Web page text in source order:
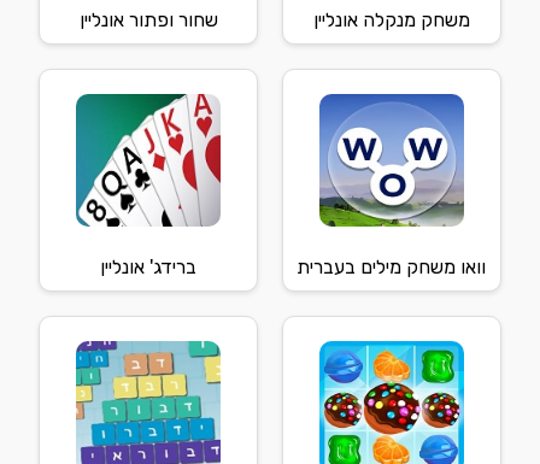
משחק מנקלה אונליין שחור ופתור אונליין
וואו משחק מילים בעברית ברידג' אונליין